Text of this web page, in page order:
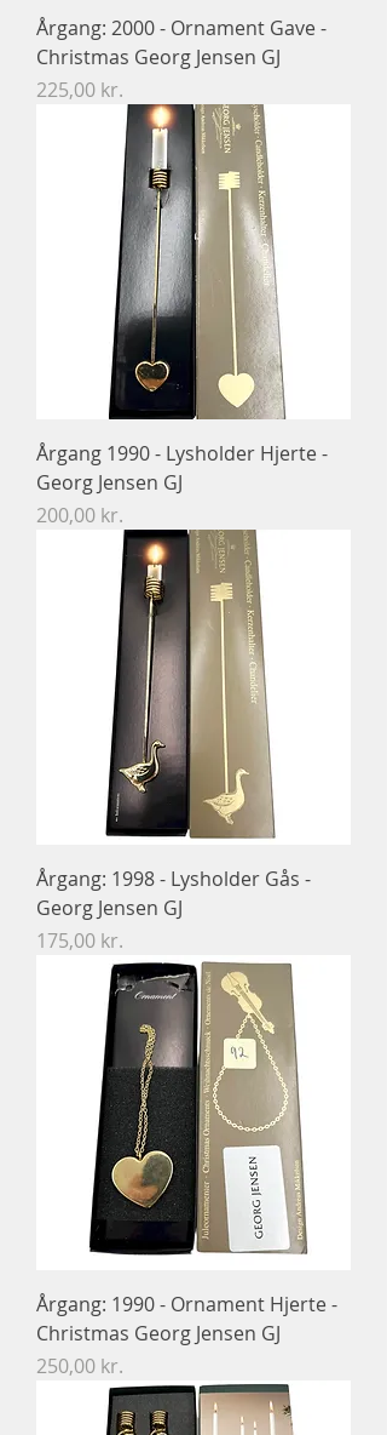
Årgang: 2000 - Ornament Gave -
Christmas Georg Jensen GJ
Pris
225,00 kr.
Årgang 1990 - Lysholder Hjerte -
Georg Jensen GJ
Pris
200,00 kr.
Årgang: 1998 - Lysholder Gås -
Georg Jensen GJ
Pris
175,00 kr.
Årgang: 1990 - Ornament Hjerte -
Christmas Georg Jensen GJ
Pris
250,00 kr.